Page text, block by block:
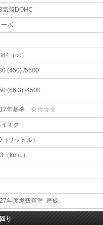
気筒DOHC
ボ
（cc）
(450) /5500
(66.3) /4500
年基準 ☆☆☆☆
オク
（リットル）
（km/L）
年度燃費基準 達成
り